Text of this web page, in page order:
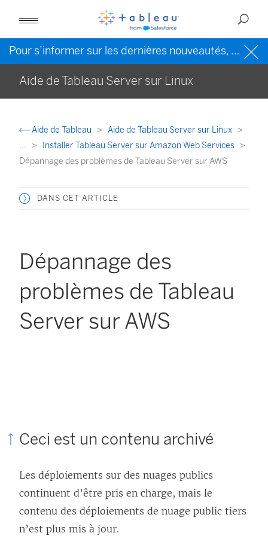
Pour s’informer sur les dernières nouveautés, veuillez consulter l’
Aide de Tableau Server sur Linux
Aide de Tableau
Aide de Tableau Server sur Linux
...
Installer Tableau Server sur Amazon Web Services
Dépannage des problèmes de Tableau Server sur AWS
DANS CET ARTICLE
Dépannage des
problèmes de Tableau
Server sur AWS
Ceci est un contenu archivé
Les déploiements sur des nuages publics
continuent d’être pris en charge, mais le
contenu des déploiements de nuage public tiers
n’est plus mis à jour.